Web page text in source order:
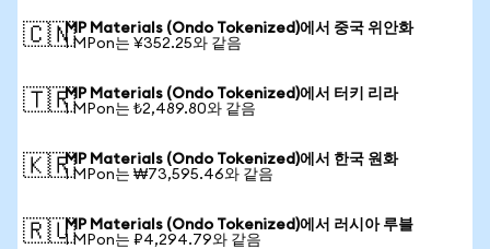
🇨🇳MP Materials (Ondo Tokenized)에서 중국 위안화
1 MPon는 ¥352.25와 같음
🇹🇷MP Materials (Ondo Tokenized)에서 터키 리라
1 MPon는 ₺2,489.80와 같음
🇰🇷MP Materials (Ondo Tokenized)에서 한국 원화
1 MPon는 ₩73,595.46와 같음
🇷🇺MP Materials (Ondo Tokenized)에서 러시아 루블
1 MPon는 ₽4,294.79와 같음